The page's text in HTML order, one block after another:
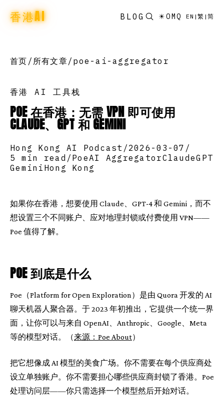
香港AI BLOG ☀OMQ EN |繁 |简
首页 / 所有文章/ poe-ai-aggregator
香港 AI 工具栈
POE 在香港：无需 VPN 即可使用
CLAUDE、GPT 和 GEMINI
Hong Kong AI Podcast / 2026-03-07 /
5 min read / PoeAI AggregatorClaudeGPT
Gemini Hong Kong
如果你在香港，想要使用 Claude、GPT-4 和 Gemini，而不
想设置三个不同账户、应对地理封锁或付费使用 VPN——
Poe 值得了解。
POE 到底是什么
Poe（Platform for Open Exploration）是由 Quora 开发的 AI
聊天机器人聚合器。于 2023 年初推出，它提供一个统一界
面，让你可以与来自 OpenAI、Anthropic、Google、Meta
等的模型对话。（来源：Poe About）
把它想像成 AI 模型的美食广场。你不需要在每个供应商处
设立单独账户。你不需要担心哪些供应商封锁了香港。Poe
处理访问层——你只需选择一个模型然后开始对话。